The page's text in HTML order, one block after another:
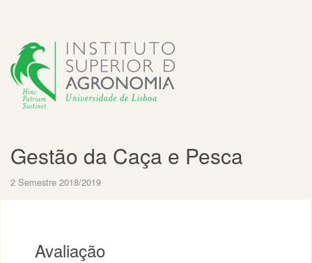
Gestão da Caça e Pesca
2 Semestre 2018/2019
Avaliação